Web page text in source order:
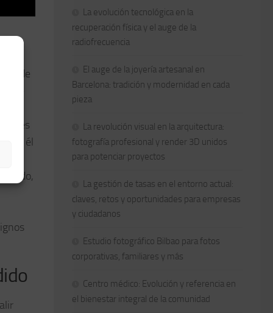
de
con él
La evolución tecnológica en la
recuperación física y el auge de la
radiofrecuencia
El auge de la joyería artesanal en
Barcelona: tradición y modernidad en cada
pieza
La revolución visual en la arquitectura:
fotografía profesional y render 3D unidos
para potenciar proyectos
La gestión de tasas en el entorno actual:
claves, retos y oportunidades para empresas
y ciudadanos
Estudio fotográfico Bilbao para fotos
corporativas, familiares y más
Centro médico: Evolución y referencia en
el bienestar integral de la comunidad